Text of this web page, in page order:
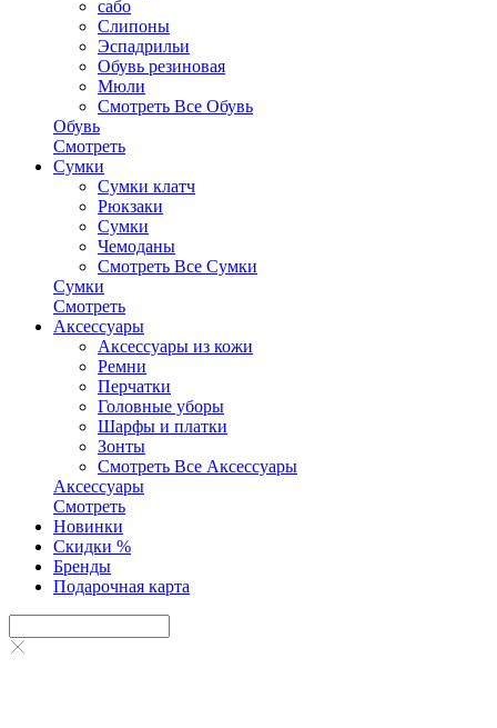
сабо
Слипоны
Эспадрильи
Обувь резиновая
Мюли
Смотреть Все Обувь
Обувь
Смотреть
Сумки
Сумки клатч
Рюкзаки
Сумки
Чемоданы
Смотреть Все Сумки
Сумки
Смотреть
Аксессуары
Аксессуары из кожи
Ремни
Перчатки
Головные уборы
Шарфы и платки
Зонты
Смотреть Все Аксессуары
Аксессуары
Смотреть
Новинки
Скидки %
Бренды
Подарочная карта